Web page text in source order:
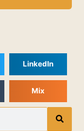
LinkedIn
Mix